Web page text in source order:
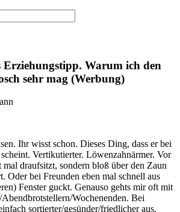
Erziehungstipp. Warum ich den
sehr mag (Werbung)
Ihr wisst schon. Dieses Ding, dass er bei
Vertikutierter. Löwenzahnärmer. Vor
draufsitzt, sondern bloß über den Zaun
Oder bei Freunden eben mal schnell aus
Fenster guckt. Genauso gehts mir oft mit
Wochenenden. Bei
sortierter/gesünder/friedlicher aus.